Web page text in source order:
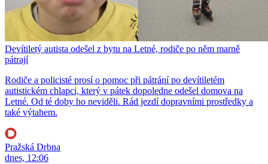
Devítiletý autista odešel z bytu na Letné, rodiče po něm marně
pátrají
Rodiče a policisté prosí o pomoc při pátrání po devítiletém
autistickém chlapci, který v pátek dopoledne odešel domova na
Letné. Od té doby ho neviděli. Rád jezdí dopravními prostředky a
také výtahem.
Pražská Drbna
dnes, 12:06